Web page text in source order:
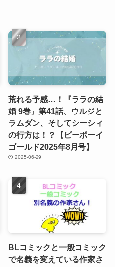
荒れる予感…！『ララの結
婚 9巻』第41話、ウルジと
ラムダン、そしてシーシィ
の行方は！？【ビーボーイ
ゴールド2025年8月号】
2025-06-29
BLコミックと一般コミック
で名義を変えている作家さ